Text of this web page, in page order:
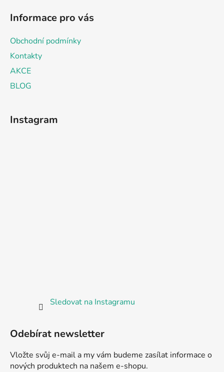
Informace pro vás
Obchodní podmínky
Kontakty
AKCE
BLOG
Instagram
Sledovat na Instagramu
Odebírat newsletter
Vložte svůj e-mail a my vám budeme zasílat informace o
nových produktech na našem e-shopu.